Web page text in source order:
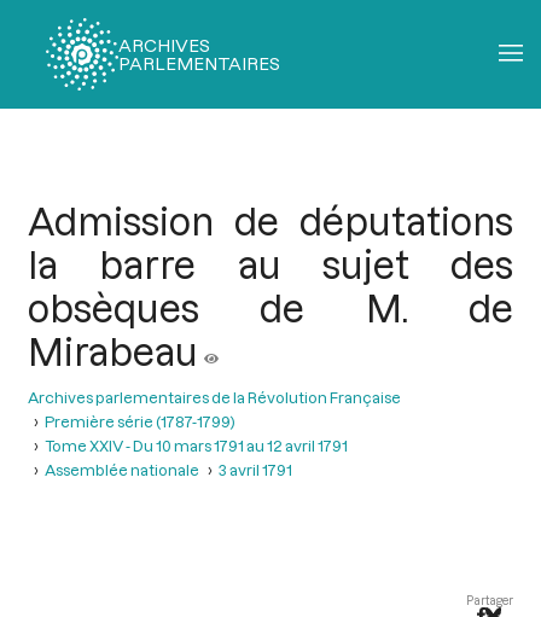
ARCHIVES
PARLEMENTAIRES
Admission de députations
la barre au sujet des
obsèques de M. de
Mirabeau
Archives parlementaires de la Révolution Française
Première série (1787-1799)
Tome XXIV - Du 10 mars 1791 au 12 avril 1791
Assemblée nationale
3 avril 1791
Partager